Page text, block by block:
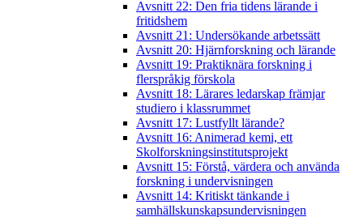
Avsnitt 22: Den fria tidens lärande i
fritidshem
Avsnitt 21: Undersökande arbetssätt
Avsnitt 20: Hjärnforskning och lärande
Avsnitt 19: Praktiknära forskning i
flerspråkig förskola
Avsnitt 18: Lärares ledarskap främjar
studiero i klassrummet
Avsnitt 17: Lustfyllt lärande?
Avsnitt 16: Animerad kemi, ett
Skolforskningsinstitutsprojekt
Avsnitt 15: Förstå, värdera och använda
forskning i undervisningen
Avsnitt 14: Kritiskt tänkande i
samhällskunskapsundervisningen